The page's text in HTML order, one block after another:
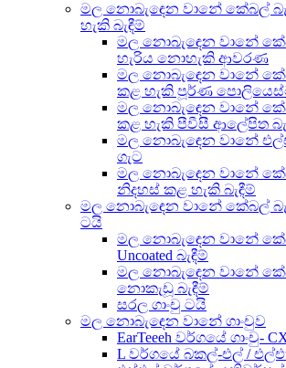
මල නොබැඳෙන වානේ කේබල්
හැකි බැඳීම්
මල නොබැඳෙන වානේ
හැරිය නොහැකි ආවරණ
මල නොබැඳෙන වානේ
කළ හැකි පූර්ණ
මල නොබැඳෙන වානේ
කළ හැකි පීවීසී ආලේපිත
මල නොබැඳෙන වානේ
ගැට
මල නොබැඳෙන වානේ
නිදහස් කළ හැකි බැඳීම්
මල නොබැඳෙන වානේ කේබල්
ටයි
මල නොබැඳෙන වානේ
Uncoated බැඳීම්
මල නොබැඳෙන වානේ
නොකැඩූ බැඳීම්
සරල ගාංචු ටයි
මල නොබැඳෙන වානේ ගාංචුව
EarTeeeh වර්ගයේ ගාංචු-
L වර්ගයේ බකල්-එල් /